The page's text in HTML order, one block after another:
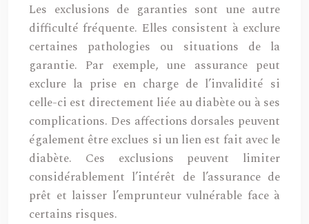
Les exclusions de garanties sont une autre
difficulté fréquente. Elles consistent à exclure
certaines pathologies ou situations de la
garantie. Par exemple, une assurance peut
exclure la prise en charge de l’invalidité si
celle-ci est directement liée au diabète ou à ses
complications. Des affections dorsales peuvent
également être exclues si un lien est fait avec le
diabète. Ces exclusions peuvent limiter
considérablement l’intérêt de l’assurance de
prêt et laisser l’emprunteur vulnérable face à
certains risques.